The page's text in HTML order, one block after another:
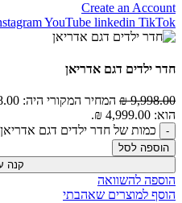
Create an Account
YouTube linkedin TikTok
חדר ילדים דגם אדריאן
9,998.00
₪ המחיר המקורי היה: 9,998.00 ₪.
הוא: 4,999.00 ₪.
כמות של חדר ילדים דגם אדריאן
הוספה לסל
קנה
הוספה להשוואה
הוסף למוצרים שאהבתי